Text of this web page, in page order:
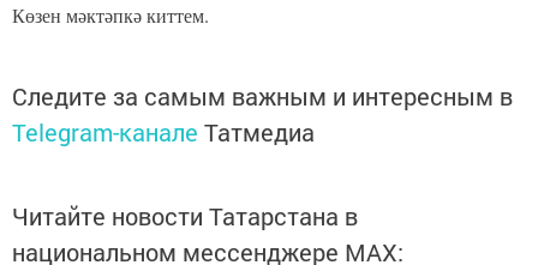
Көзен мәктәпкә киттем.
Следите за самым важным и интересным в
Telegram-канале Татмедиа
Читайте новости Татарстана в
национальном мессенджере MАХ: